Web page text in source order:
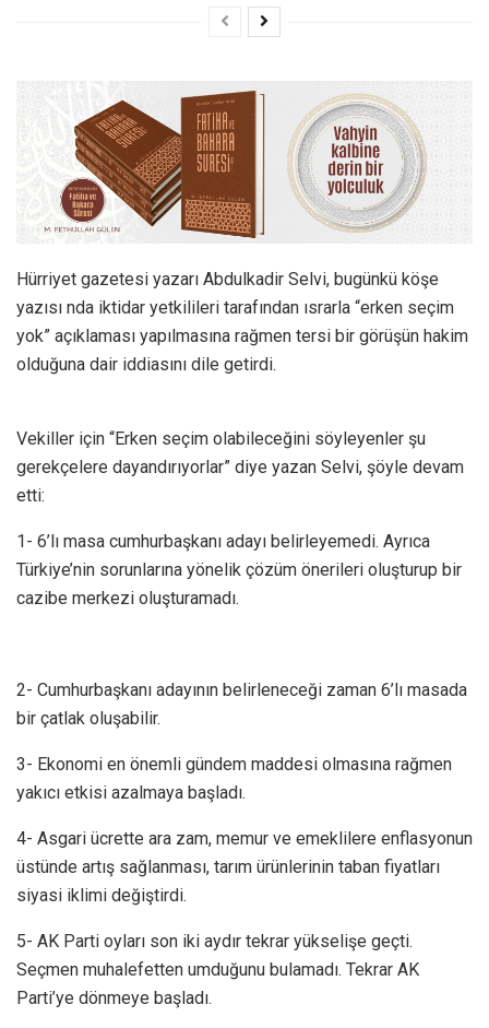
Hürriyet gazetesi yazarı Abdulkadir Selvi, bugünkü köşe
yazısı nda iktidar yetkilileri tarafından ısrarla “erken seçim
yok” açıklaması yapılmasına rağmen tersi bir görüşün hakim
olduğuna dair iddiasını dile getirdi.
Vekiller için “Erken seçim olabileceğini söyleyenler şu
gerekçelere dayandırıyorlar” diye yazan Selvi, şöyle devam
etti:
1- 6’lı masa cumhurbaşkanı adayı belirleyemedi. Ayrıca
Türkiye’nin sorunlarına yönelik çözüm önerileri oluşturup bir
cazibe merkezi oluşturamadı.
2- Cumhurbaşkanı adayının belirleneceği zaman 6’lı masada
bir çatlak oluşabilir.
3- Ekonomi en önemli gündem maddesi olmasına rağmen
yakıcı etkisi azalmaya başladı.
4- Asgari ücrette ara zam, memur ve emeklilere enflasyonun
üstünde artış sağlanması, tarım ürünlerinin taban fiyatları
siyasi iklimi değiştirdi.
5- AK Parti oyları son iki aydır tekrar yükselişe geçti.
Seçmen muhalefetten umduğunu bulamadı. Tekrar AK
Parti’ye dönmeye başladı.